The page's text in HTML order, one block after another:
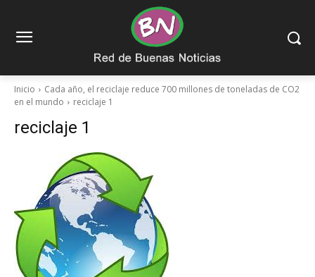
Inicio
Cada año, el reciclaje reduce 700 millones de toneladas de CO2
en el mundo
reciclaje 1
reciclaje 1